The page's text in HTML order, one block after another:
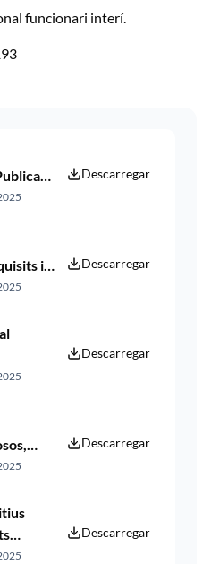
funcionari interí.
Descarregar
i
web
Descarregar
Descarregar
web
Descarregar
Descarregar